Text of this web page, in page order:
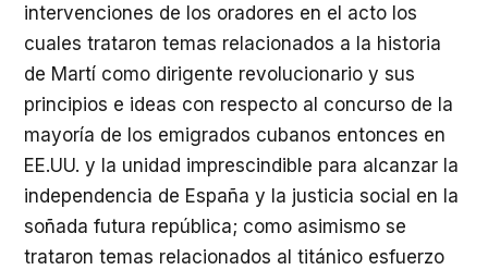
intervenciones de los oradores en el acto los
cuales trataron temas relacionados a la historia
de Martí como dirigente revolucionario y sus
principios e ideas con respecto al concurso de la
mayoría de los emigrados cubanos entonces en
EE.UU. y la unidad imprescindible para alcanzar la
independencia de España y la justicia social en la
soñada futura república; como asimismo se
trataron temas relacionados al titánico esfuerzo